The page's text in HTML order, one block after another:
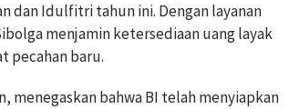
dan Idulfitri tahun ini. Dengan layanan
menjamin ketersediaan uang layak
pecahan baru.
menegaskan bahwa BI telah menyiapkan